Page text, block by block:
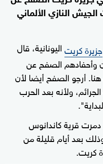
الجيش النازي الألماني
جزيرة كريتاليونانية، قال
وأحفادهم الصفح عن
هنا. أرجو الصفح أيضا لأن
ولأنه بعد الحرب
الثالث من يونيو عام 1941، دمرت قرية كاندانوس
بعد أيام قليلة من
كريت.